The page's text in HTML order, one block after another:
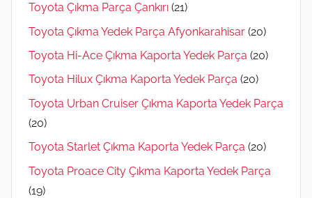
Toyota Çıkma Parça Çankırı (21)
Toyota Çıkma Yedek Parça Afyonkarahisar (20)
Toyota Hi-Ace Çıkma Kaporta Yedek Parça (20)
Toyota Hilux Çıkma Kaporta Yedek Parça (20)
Toyota Urban Cruiser Çıkma Kaporta Yedek Parça
(20)
Toyota Starlet Çıkma Kaporta Yedek Parça (20)
Toyota Proace City Çıkma Kaporta Yedek Parça
(19)